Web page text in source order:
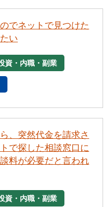
でネットで見つけた
い
資・内職・副業
、突然代金を請求さ
で探した相談窓口に
料が必要だと言われ
資・内職・副業